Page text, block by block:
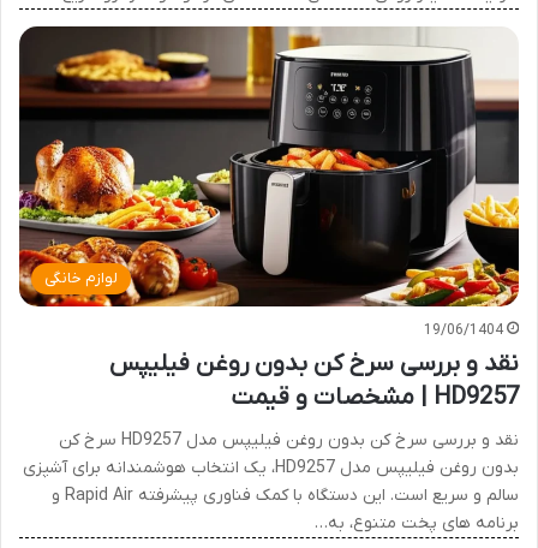
لوازم خانگی
19/06/1404
نقد و بررسی سرخ کن بدون روغن فیلیپس
HD9257 | مشخصات و قیمت
نقد و بررسی سرخ کن بدون روغن فیلیپس مدل HD9257 سرخ کن
بدون روغن فیلیپس مدل HD9257، یک انتخاب هوشمندانه برای آشپزی
سالم و سریع است. این دستگاه با کمک فناوری پیشرفته Rapid Air و
برنامه های پخت متنوع، به…